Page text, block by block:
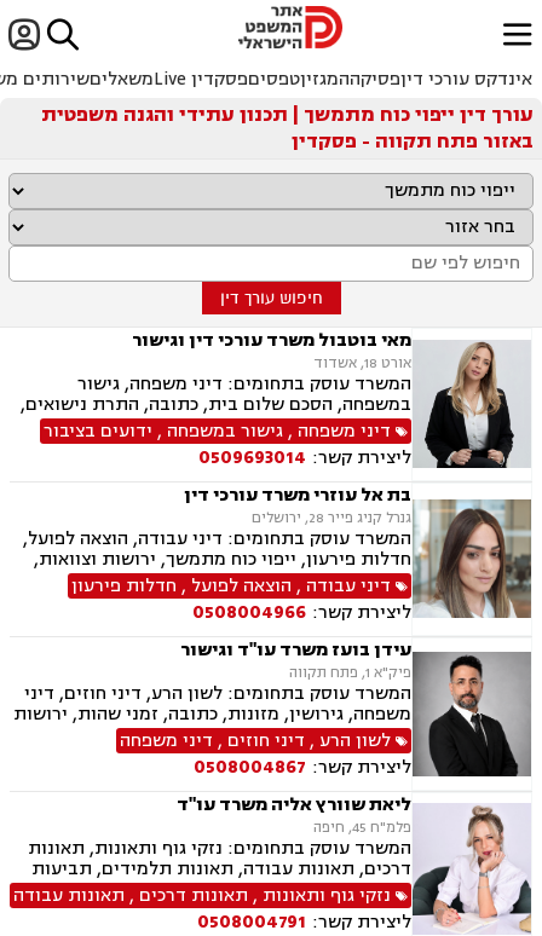

ﱐ
אינדקס עורכי דיןפסיקההמגזיןטפסיםפסקדין Live משאליםשירותים
עורך דין ייפוי כוח מתמשך | תכנון עתידי והגנה משפטית
באזור פתח תקווה - פסקדין
חיפוש עורך דין
מאי בוטבול משרד עורכי דין וגישור
אורט 18, אשדוד
המשרד עוסק בתחומים: דיני משפחה, גישור
במשפחה, הסכם שלום בית, כתובה, התרת נישואים,
ידועים בציבור, אפוטרופסות, הסכמי ממון, מזונות,
גירושין, הורות חד מינית, נישואים אזרחיים, חלוקת
רכוש, תיאום הורי, זמני שהות (החזקת ילדים), ניכור
הורי, ייפוי כוח מתמשך, ירושות וצוואות
דיני משפחה ,גישור במשפחה , ידועים בציבור
ליצירת קשר: 0509693014
בת אל עוזרי משרד עורכי דין
גנרל קניג פייר 28, ירושלים
המשרד עוסק בתחומים: דיני עבודה, הוצאה לפועל,
חדלות פירעון, ייפוי כוח מתמשך, ירושות וצוואות,
ביטוח לאומי
דיני עבודה , הוצאה לפועל , חדלות פירעון
ליצירת קשר: 0508004966
עידן בועז משרד עו"ד וגישור
פיק"א 1, פתח תקווה
המשרד עוסק בתחומים: לשון הרע, דיני חוזים, דיני
משפחה, גירושין, מזונות, כתובה, זמני שהות, ירושות
וצוואת, הסכמי ממון, ייפוי כוח מתמשך, חלוקת רכוש,
ידועים בציבור, אפוטרופסות, צווי הרחקה, הגנת
הפרטיות, פינוי מושכר, מקרקעין ונדל"ן, עסקאות
מכר דירה.
לשון הרע , דיני חוזים , דיני משפחה
ליצירת קשר: 0508004867
ליאת שוורץ אליה משרד עו"ד
פלמ"ח 45, חיפה
המשרד עוסק בתחומים: נזקי גוף ותאונות, תאונות
דרכים, תאונות עבודה, תאונות תלמידים, תביעות
ביטוח, תביעות ביטוח לאומי, ייפוי כוח מתמשך,
גישור.
נזקי גוף ותאונות , תאונות דרכים , תאונות עבודה
ליצירת קשר: 0508004791